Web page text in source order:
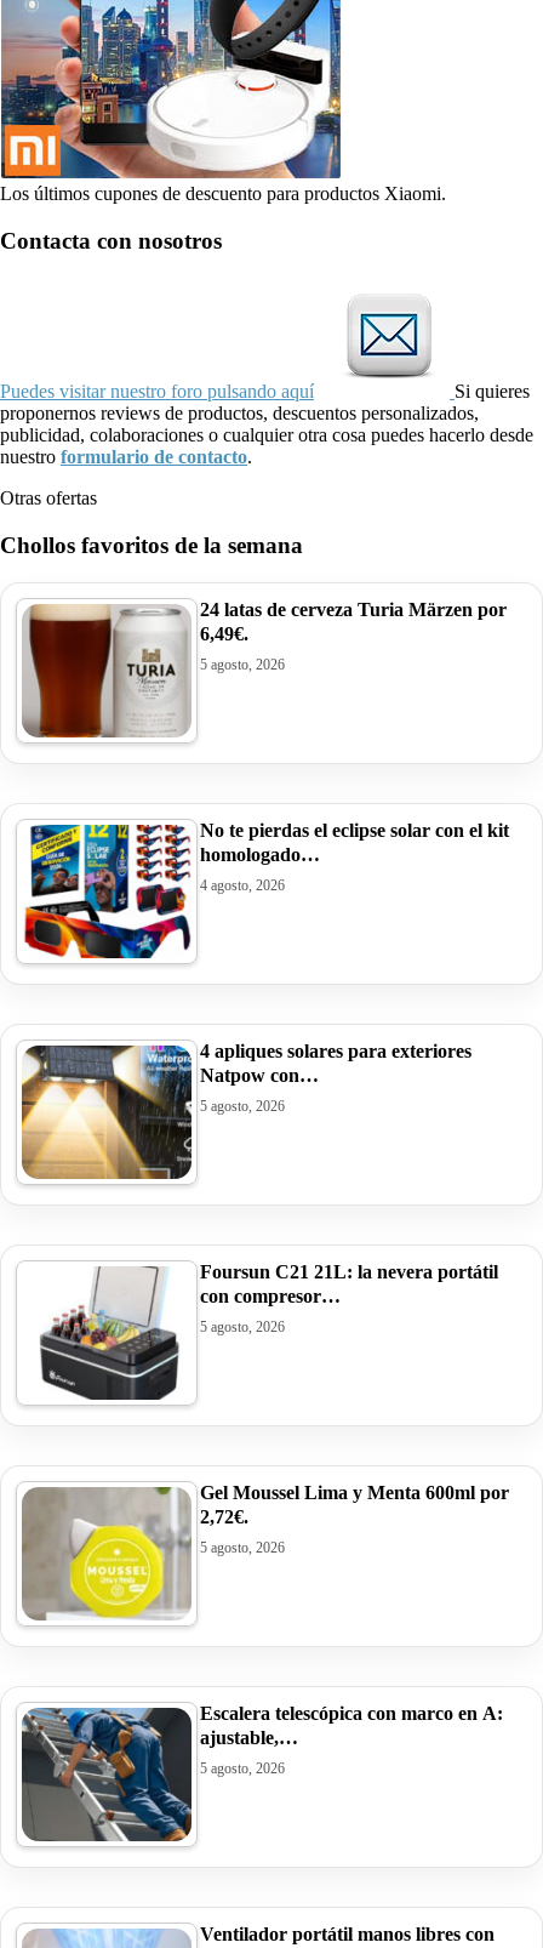
Los últimos cupones de descuento para productos Xiaomi.
Contacta con nosotros
Puedes visitar nuestro foro pulsando aquí
Si quieres
proponernos reviews de productos, descuentos personalizados,
publicidad, colaboraciones o cualquier otra cosa puedes hacerlo desde
nuestro formulario de contacto.
Otras ofertas
Chollos favoritos de la semana
24 latas de cerveza Turia Märzen por
6,49€.
5 agosto, 2026
No te pierdas el eclipse solar con el kit
homologado…
4 agosto, 2026
4 apliques solares para exteriores
Natpow con…
5 agosto, 2026
Foursun C21 21L: la nevera portátil
con compresor…
5 agosto, 2026
Gel Moussel Lima y Menta 600ml por
2,72€.
5 agosto, 2026
Escalera telescópica con marco en A:
ajustable,…
5 agosto, 2026
Ventilador portátil manos libres con